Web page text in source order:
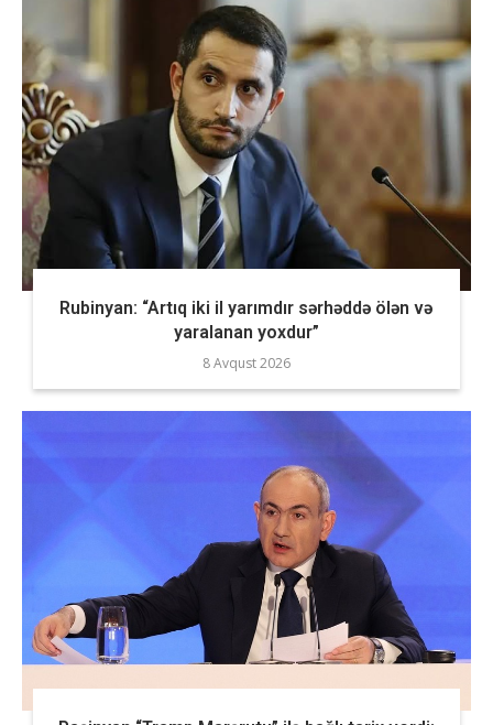
Rubinyan: “Artıq iki il yarımdır sərhəddə ölən və
yaralanan yoxdur”
8 Avqust 2026